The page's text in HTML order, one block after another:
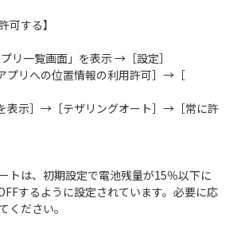
可する】
リ一覧画面」を表示 →［設定］
プリへの位置情報の利用許可］→［
表示］→［テザリングオート］→［常に許
トは、初期設定で電池残量が15％以下に
するように設定されています。必要に応
ください。